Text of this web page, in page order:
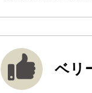
ベリ